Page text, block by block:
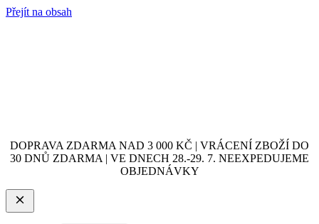
Přejít na obsah
DOPRAVA ZDARMA NAD 3 000 KČ | VRÁCENÍ ZBOŽÍ DO
30 DNŮ ZDARMA | VE DNECH 28.-29. 7. NEEXPEDUJEME
OBJEDNÁVKY